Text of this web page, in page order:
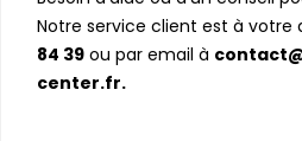
Notre service client est à votre
84 39 ou par email à
center.fr.